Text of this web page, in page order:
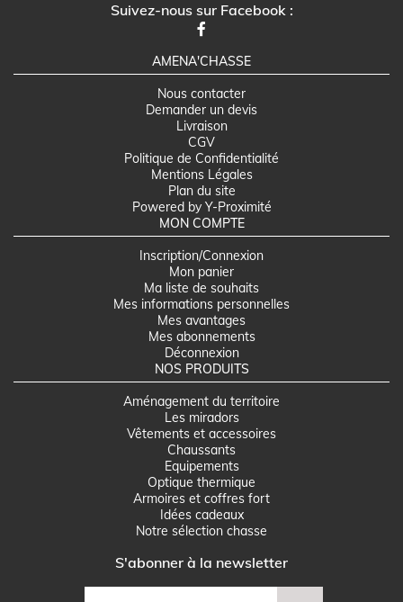
Suivez-nous sur Facebook :
AMENA'CHASSE
Nous contacter
Demander un devis
Livraison
CGV
Politique de Confidentialité
Mentions Légales
Plan du site
Powered by Y-Proximité
MON COMPTE
Inscription/Connexion
Mon panier
Ma liste de souhaits
Mes informations personnelles
Mes avantages
Mes abonnements
Déconnexion
NOS PRODUITS
Aménagement du territoire
Les miradors
Vêtements et accessoires
Chaussants
Equipements
Optique thermique
Armoires et coffres fort
Idées cadeaux
Notre sélection chasse
S'abonner à la newsletter